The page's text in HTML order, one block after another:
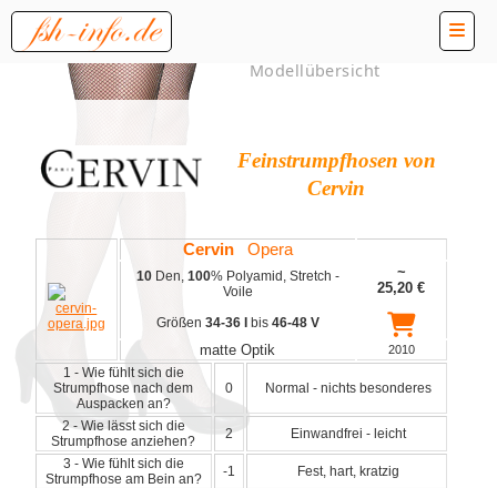
Modellübersicht
Feinstrumpfhosen von
Cervin
CervinOpera
10Den, 100% Polyamid, Stretch -
Voile
Größen 34-36 Ibis 46-48 V
~
25,20 €
matte Optik 2010
1 - Wie fühlt sich die
Strumpfhose nach dem
Auspacken an?
0 Normal - nichts besonderes
2 - Wie lässt sich die
Strumpfhose anziehen?
2
Einwandfrei - leicht
3 - Wie fühlt sich die
Strumpfhose am Bein an?
-1
Fest, hart, kratzig